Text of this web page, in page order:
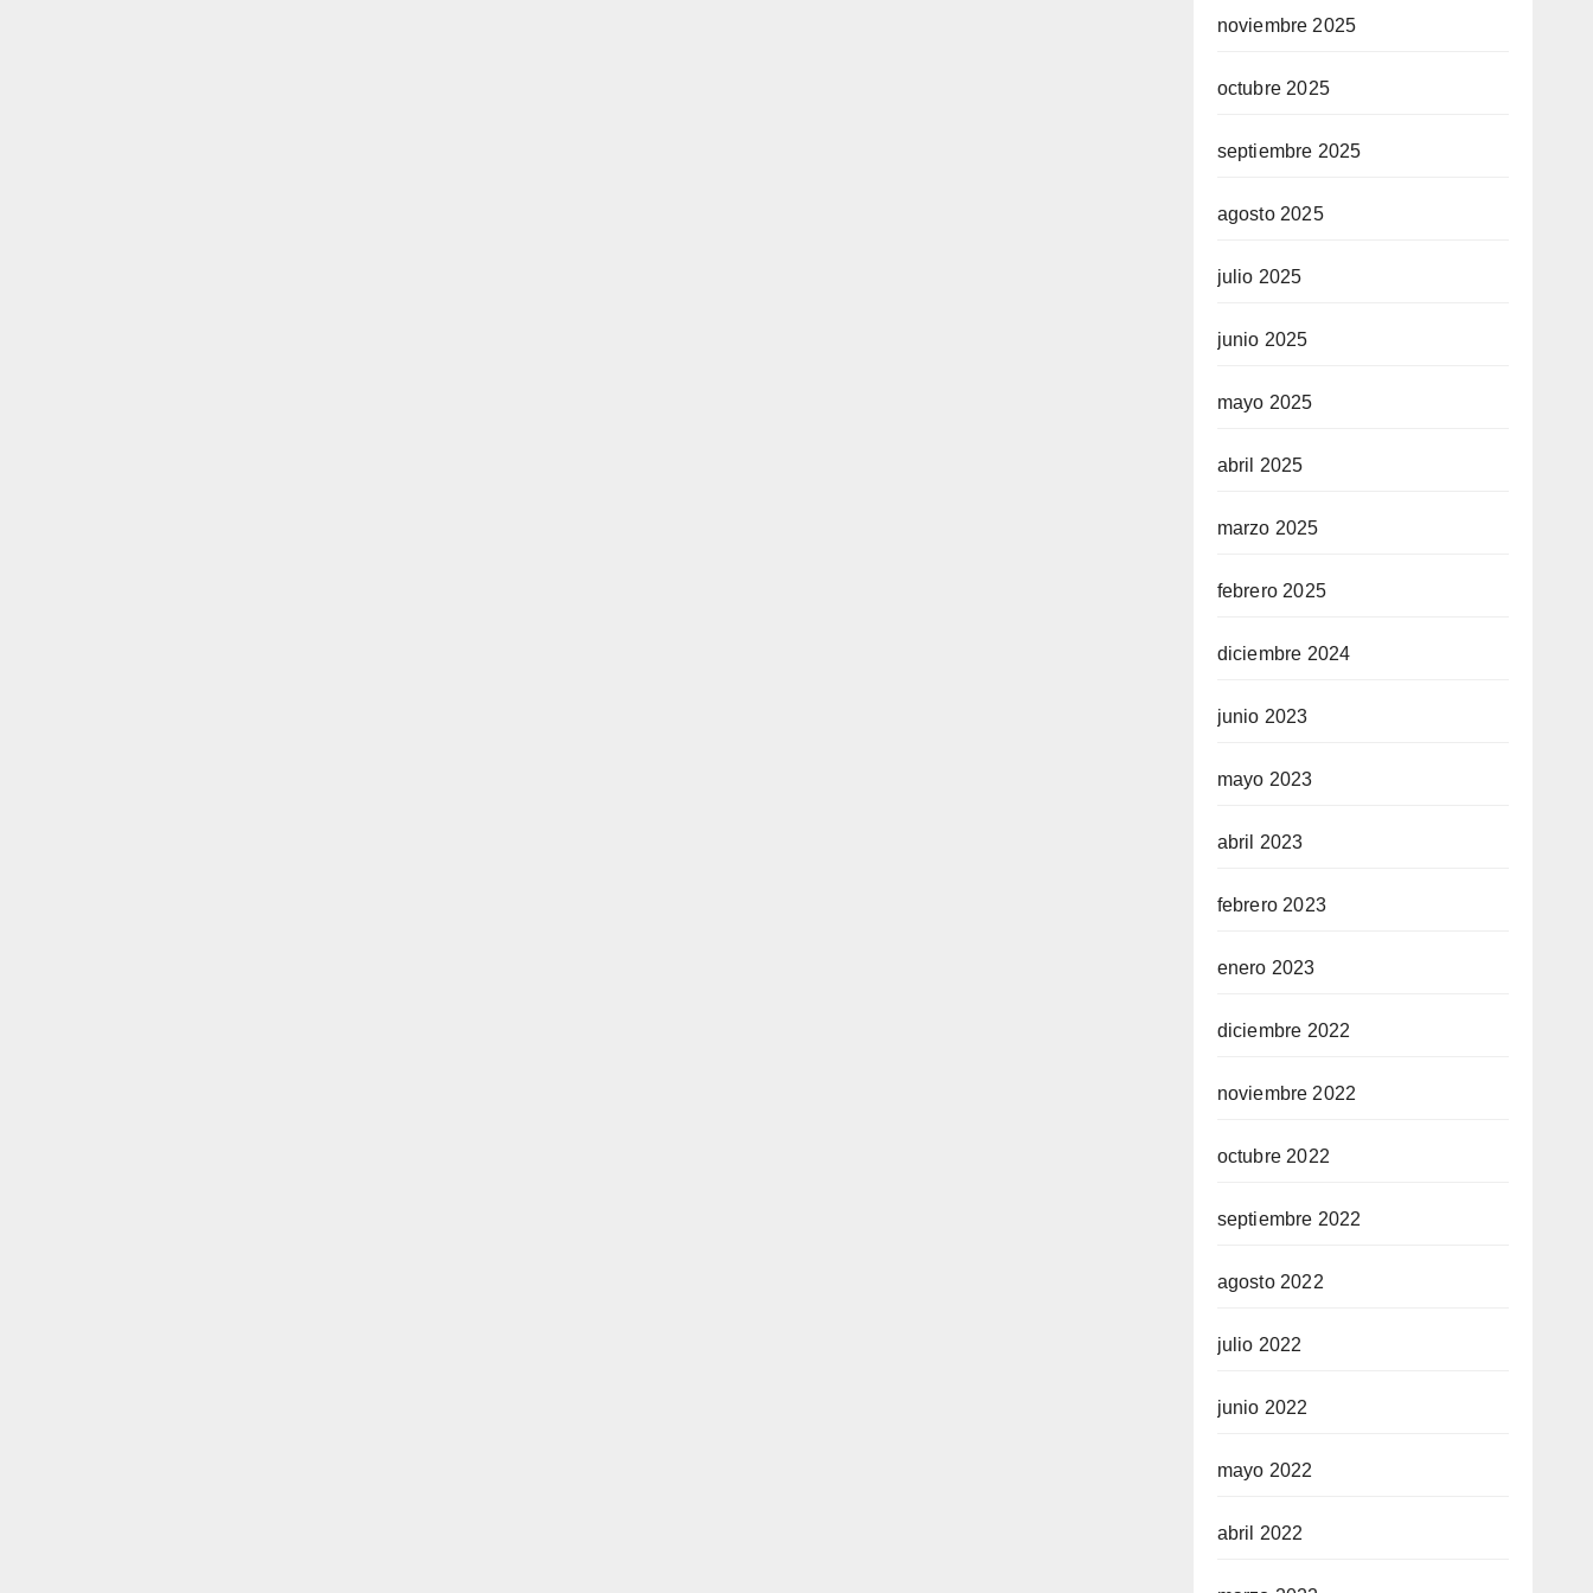
noviembre 2025
octubre 2025
septiembre 2025
agosto 2025
julio 2025
junio 2025
mayo 2025
abril 2025
marzo 2025
febrero 2025
diciembre 2024
junio 2023
mayo 2023
abril 2023
febrero 2023
enero 2023
diciembre 2022
noviembre 2022
octubre 2022
septiembre 2022
agosto 2022
julio 2022
junio 2022
mayo 2022
abril 2022